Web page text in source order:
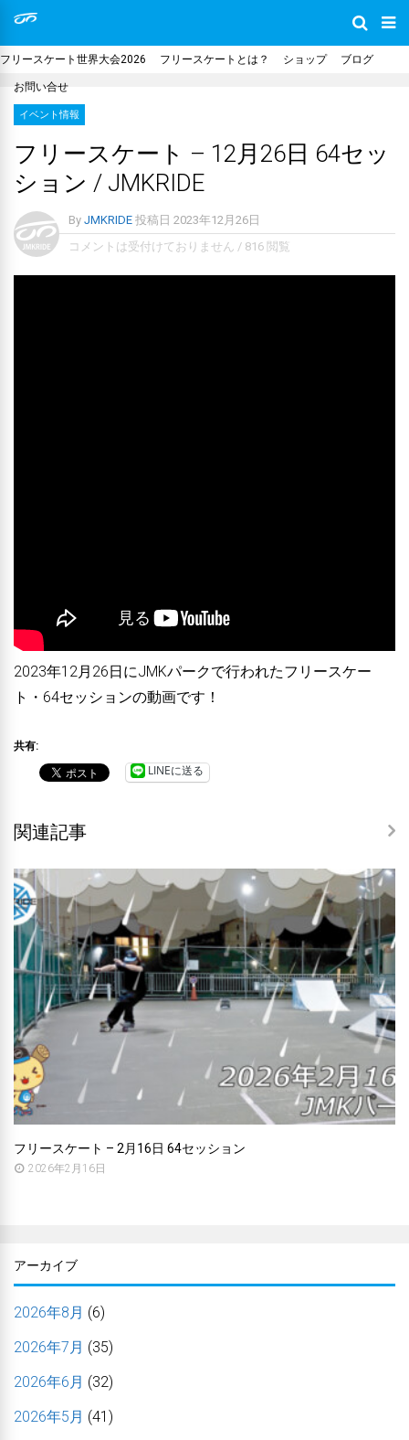
フリースケート世界大会2026 フリースケートとは？ ショップ ブログ
お問い合せ
イベント情報
フリースケート – 12月26日 64セッ
ション / JMKRIDE
By JMKRIDE 投稿日 2023年12月26日
コメントは受付けておりません / 816 閲覧
2023年12月26日にJMKパークで行われたフリースケー
ト・64セッションの動画です！
共有:
LINEに送る
関連記事
フリースケート – 2月16日 64セッション
2026年2月16日
アーカイブ
2026年8月 (6)
2026年7月 (35)
2026年6月 (32)
2026年5月 (41)